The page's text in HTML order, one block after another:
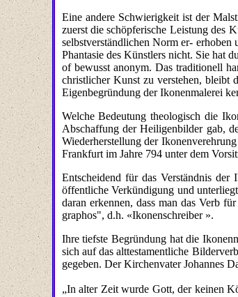
Eine andere Schwierigkeit ist der
zuerst die schöpferische Leistung des
selbstverständlichen Norm er-
Phantasie des Künstlers nicht. Sie hat
of bewusst anonym. Das traditionell
christlicher Kunst zu verstehen, bleibt
Eigenbegründung der Ikonenmalerei
Welche Bedeutung theologisch die
Abschaffung der Heiligenbilder gab,
Wiederherstellung der
Frankfurt im Jahre 794 unter dem
Entscheidend für das Verständnis
öffentliche Verkündigung und
daran erkennen, dass man das Verb
graphos", d.h. «Ikonenschreiber ».
Ihre tiefste Begründung hat die
sich auf das alttestamentliche
gegeben. Der Kirchenvater Johannes
„In alter Zeit wurde Gott, der kei­nen